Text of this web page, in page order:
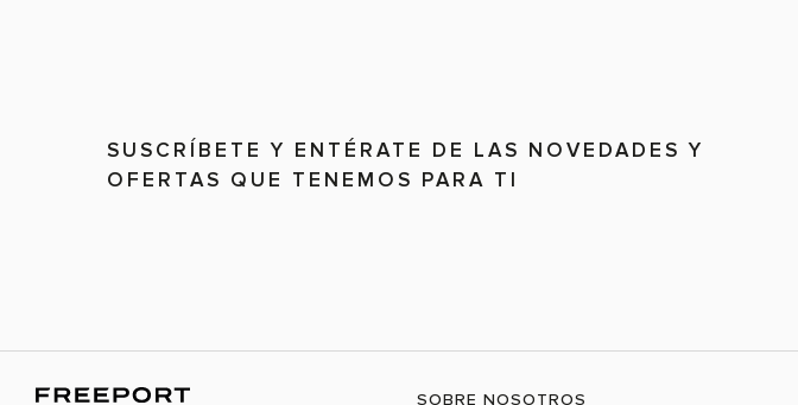
SUSCRÍBETE Y ENTÉRATE DE LAS NOVEDADES Y
OFERTAS QUE TENEMOS PARA TI
SOBRE NOSOTROS